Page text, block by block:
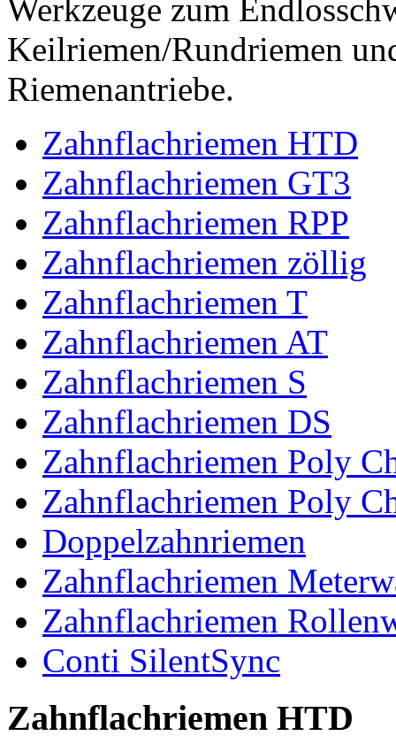
Werkzeuge zum
Keilriemen/Rundriemen
Riemenantriebe.
Zahnflachriemen HTD
Zahnflachriemen GT3
Zahnflachriemen RPP
Zahnflachriemen zöllig
Zahnflachriemen T
Zahnflachriemen AT
Zahnflachriemen S
Zahnflachriemen DS
Zahnflachriemen Poly
Zahnflachriemen Poly
Doppelzahnriemen
Zahnflachriemen
Zahnflachriemen
Conti SilentSync
Zahnflachriemen HTD